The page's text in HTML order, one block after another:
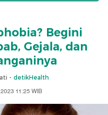
Begini
Gejala, dan
- detikHealth
11:25 WIB